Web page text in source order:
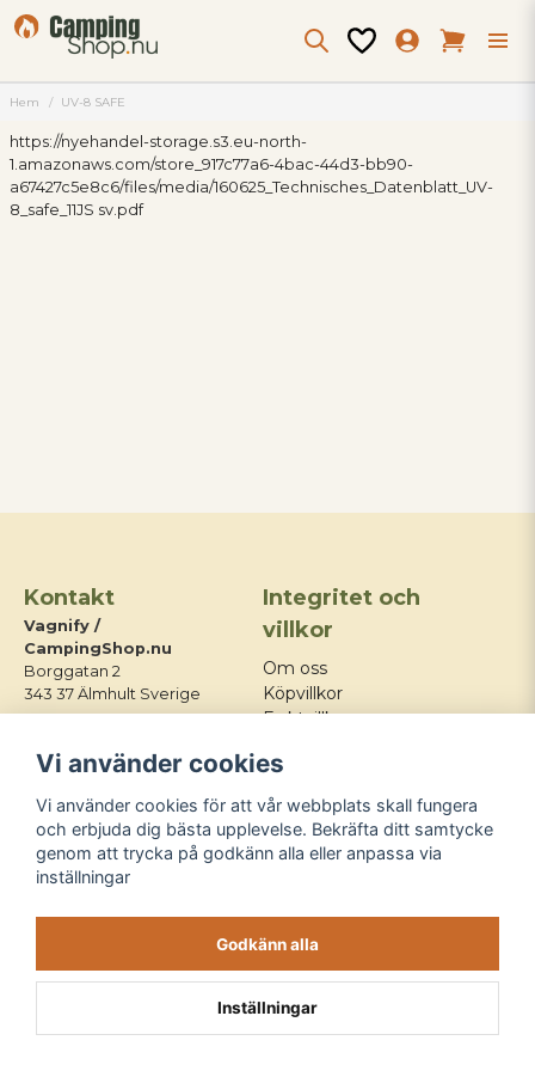
Hem UV-8 SAFE
https://nyehandel-storage.s3.eu-north-
1.amazonaws.com/store_917c77a6-4bac-44d3-bb90-
a67427c5e8c6/files/media/160625_Technisches_Datenblatt_UV-
8_safe_11JS sv.pdf
Kontakt
Vagnify /
CampingShop.nu
Borggatan 2
343 37 Älmhult Sverige
info@campingshop.nu
Integritet och
villkor
Om oss
Köpvillkor
Fraktvillkor
Mitt konto
Kontakt
Blogg
Följ oss
Vi använder cookies
Vi använder cookies för att vår webbplats skall fungera
och erbjuda dig bästa upplevelse. Bekräfta ditt samtycke
genom att trycka på godkänn alla eller anpassa via
inställningar
Godkänn alla
Inställningar